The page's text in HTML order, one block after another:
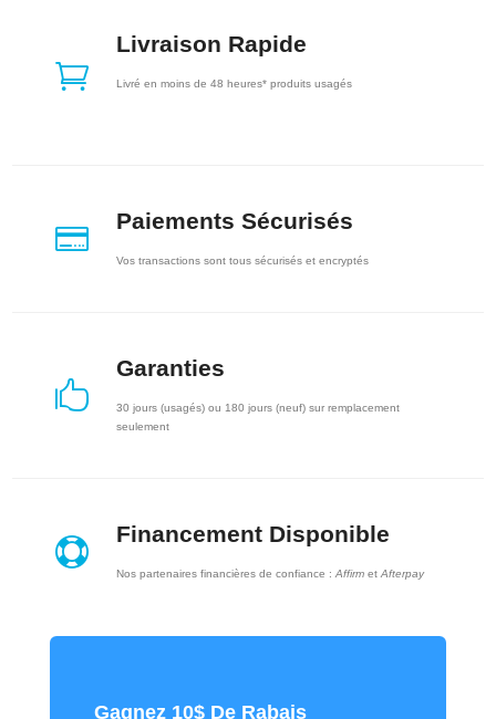

Livraison Rapide
Livré en moins de 48 heures* produits usagés

Paiements Sécurisés
Vos transactions sont tous sécurisés et encryptés

Garanties
30 jours (usagés) ou 180 jours (neuf) sur remplacement
seulement

Financement Disponible
Nos partenaires financières de confiance : AffirmetAfterpay
Gagnez 10$ De Rabais